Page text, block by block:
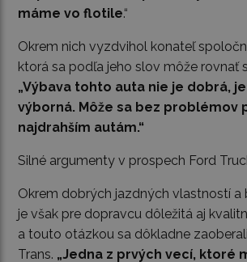
máme vo flotile.“
Okrem nich vyzdvihol konateľ
ktorá sa podľa jeho slov môže rovnať
„Výbava tohto auta nie je dobrá,
výborná. Môže sa bez problémov
najdrahším autám.“
Silné argumenty v prospech Ford
Okrem dobrých jazdných vlastností
je však pre dopravcu dôležitá aj
a touto otázkou sa dôkladne
Trans. „Jedna z prvých vecí, ktoré